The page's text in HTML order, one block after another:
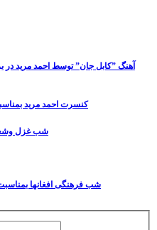
آهنگ ”کابل جان” توسط احمد مرید در
کنسرت احمد مرید
شب غزل
شب فرهنگی افغانها